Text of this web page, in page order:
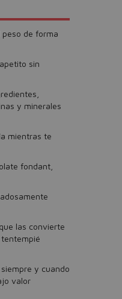
de forma
sin
y minerales
mientras te
fondant,
las convierte
y cuando
valor